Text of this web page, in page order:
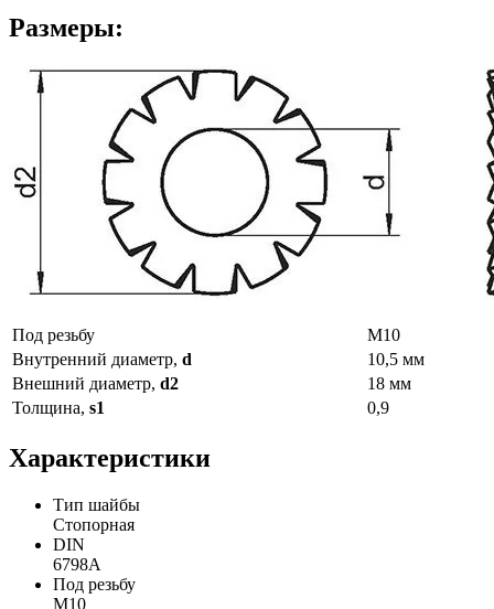
Размеры:
Под резьбу
М10
Внутренний диаметр, d
10,5 мм
Внешний диаметр, d2
18 мм
Толщина, s1 0,9
Характеристики
Тип шайбы
Стопорная
DIN
6798A
Под резьбу
М10